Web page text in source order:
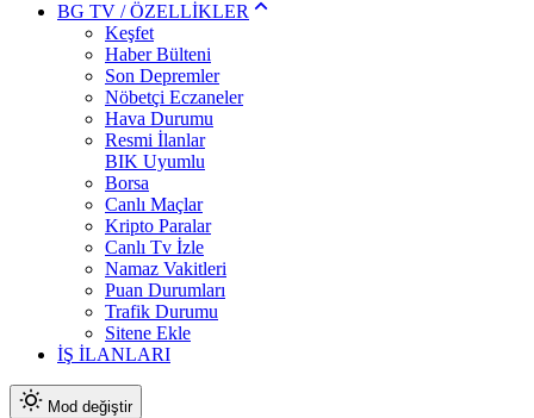
BG TV / ÖZELLİKLER
Keşfet
Haber Bülteni
Son Depremler
Nöbetçi Eczaneler
Hava Durumu
Resmi İlanlar
BIK Uyumlu
Borsa
Canlı Maçlar
Kripto Paralar
Canlı Tv İzle
Namaz Vakitleri
Puan Durumları
Trafik Durumu
Sitene Ekle
İŞ İLANLARI
Mod değiştir